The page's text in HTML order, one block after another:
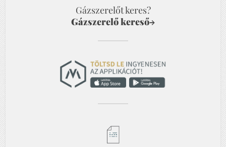
Gázszerelőt keres?
Gázszerelő kereső→